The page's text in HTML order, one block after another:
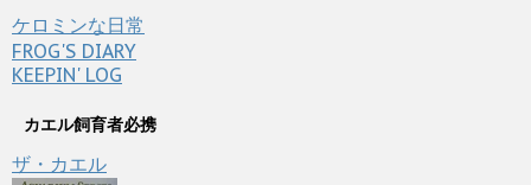
ケロミンな日常
FROG'S DIARY
KEEPIN' LOG
カエル飼育者必携
ザ・カエル